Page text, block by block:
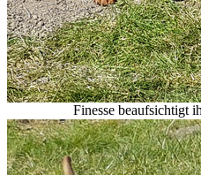
Finesse beaufsichtigt